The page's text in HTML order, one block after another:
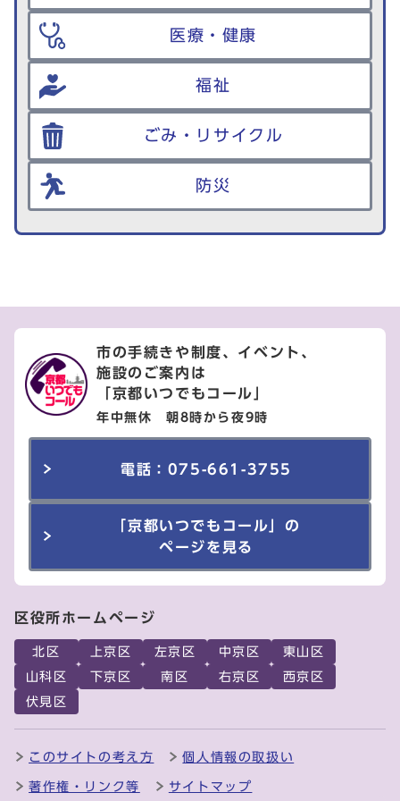
医療・健康
福祉
ごみ・リサイクル
防災
市の手続きや制度、イベント、
施設のご案内は
「京都いつでもコール」
年中無休 朝8時から夜9時
電話：075-661-3755
「京都いつでもコール」の
ページを見る
区役所ホームページ
北区 上京区 左京区 中京区
東山区
山科区
下京区 南区 右京区
西京区
伏見区
このサイトの考え方 個人情報の取扱い
著作権・リンク等 サイトマップ